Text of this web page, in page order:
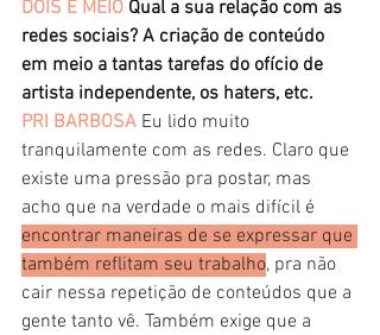
DOIS E MEIO Qual a sua relação com as
redes sociais? A criação de conteúdo
em meio a tantas tarefas do ofício de
artista independente, os haters, etc.
PRI BARBOSA Eu lido muito
tranquilamente com as redes. Claro que
existe uma pressão pra postar, mas
acho que na verdade o mais difícil é
encontrar maneiras de se expressar que
também reflitam seu trabalho, pra não
cair nessa repetição de conteúdos que a
gente tanto vê. Também exige que a